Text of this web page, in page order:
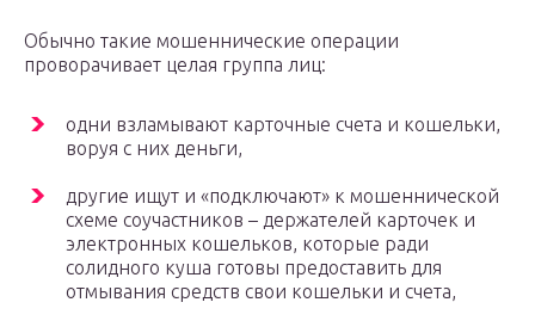
Обычно такие мошеннические операции
проворачивает целая группа лиц:
одни взламывают карточные счета и кошельки,
воруя с них деньги,
другие ищут и «подключают» к мошеннической
схеме соучастников – держателей карточек и
электронных кошельков, которые ради
солидного куша готовы предоставить для
отмывания средств свои кошельки и счета,